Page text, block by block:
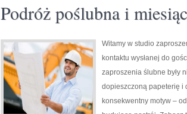
Podróż poślubna i
Witamy w studio
kontaktu wysłanej do
zaproszenia ślubne były
dopieszczoną papeterię i
konsekwentny motyw –